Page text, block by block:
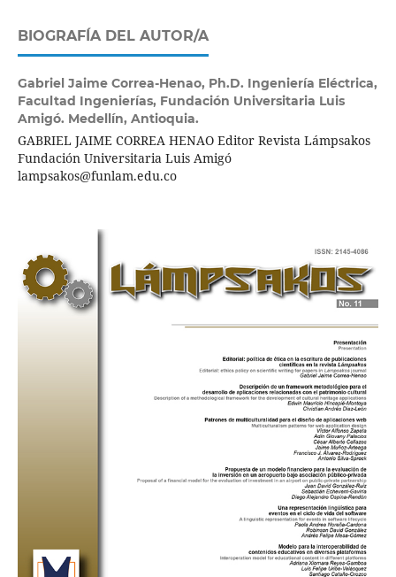
BIOGRAFÍA DEL AUTOR/A
Gabriel Jaime Correa-Henao, Ph.D. Ingeniería Eléctrica,
Facultad Ingenierías, Fundación Universitaria Luis
Amigó. Medellín, Antioquia.
GABRIEL JAIME CORREA HENAO Editor Revista Lámpsakos
Fundación Universitaria Luis Amigó
lampsakos@funlam.edu.co